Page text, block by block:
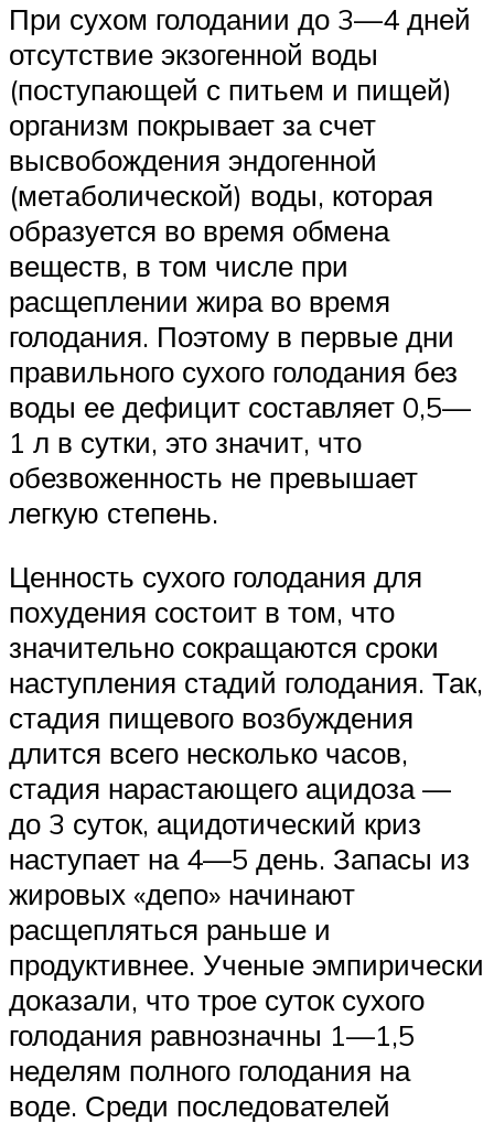
При сухом голодании до 3—4 дней
отсутствие экзогенной воды
(поступающей с питьем и пищей)
организм покрывает за счет
высвобождения эндогенной
(метаболической) воды, которая
образуется во время обмена
веществ, в том числе при
расщеплении жира во время
голодания. Поэтому в первые дни
правильного сухого голодания без
воды ее дефицит составляет 0,5—
1 л в сутки, это значит, что
обезвоженность не превышает
легкую степень.
Ценность сухого голодания для
похудения состоит в том, что
значительно сокращаются сроки
наступления стадий голодания. Так,
стадия пищевого возбуждения
длится всего несколько часов,
стадия нарастающего ацидоза —
до 3 суток, ацидотический криз
наступает на 4—5 день. Запасы из
жировых «депо» начинают
расщепляться раньше и
продуктивнее. Ученые эмпирически
доказали, что трое суток сухого
голодания равнозначны 1—1,5
неделям полного голодания на
воде. Среди последователей